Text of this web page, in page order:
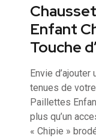
Enfant
Touche
Envie
tenues de
Paillettes
plus qu’un
« Chipie »